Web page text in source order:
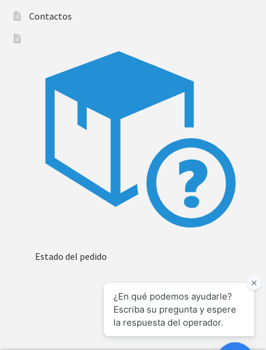
Contactos
Estado del pedido